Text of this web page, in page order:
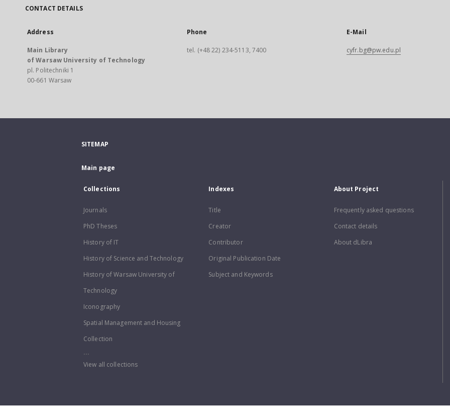
CONTACT DETAILS
Address
Main Library
of Warsaw University of Technology
pl. Politechniki 1
00-661 Warsaw
Phone
tel. (+48 22) 234-5113, 7400
E-Mail
cyfr.bg@pw.edu.pl
SITEMAP
Main page
Collections
Journals
PhD Theses
History of IT
History of Science and Technology
History of Warsaw University of
Technology
Iconography
Spatial Management and Housing
Collection
...
View all collections
Indexes
Title
Creator
Contributor
Original Publication Date
Subject and Keywords
About Project
Frequently asked questions
Contact details
About dLibra